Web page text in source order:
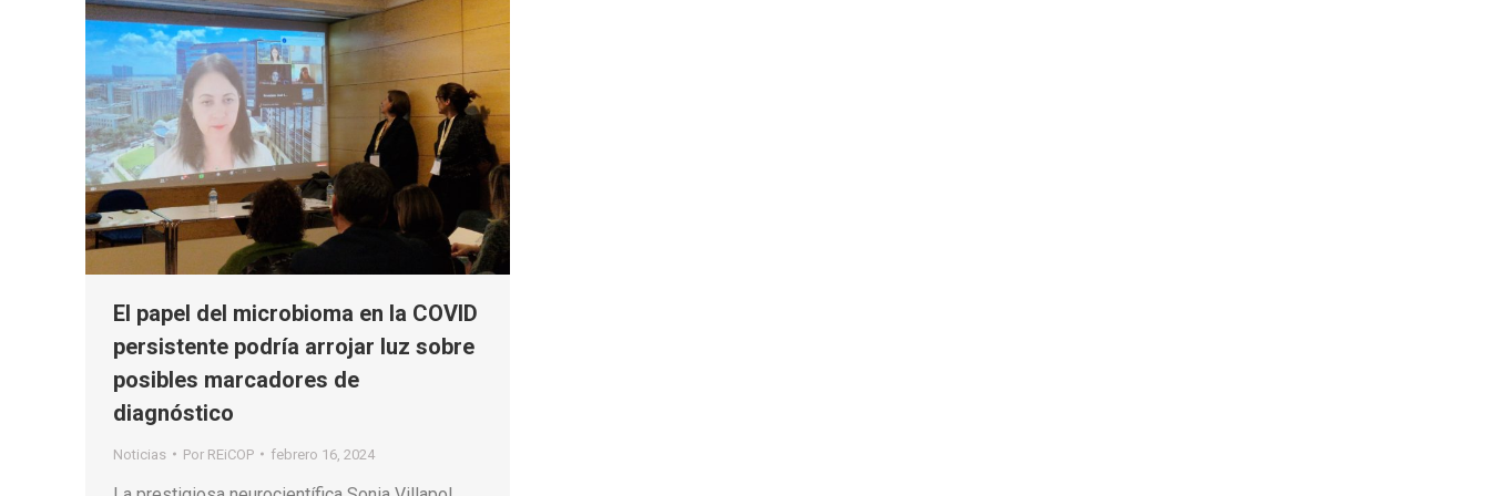
El papel del microbioma en la COVID
persistente podría arrojar luz sobre
posibles marcadores de
diagnóstico
Noticias Por REiCOP febrero 16, 2024